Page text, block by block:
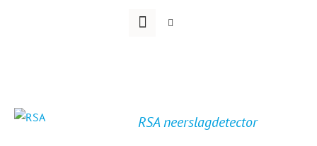
RSA neerslagdetector